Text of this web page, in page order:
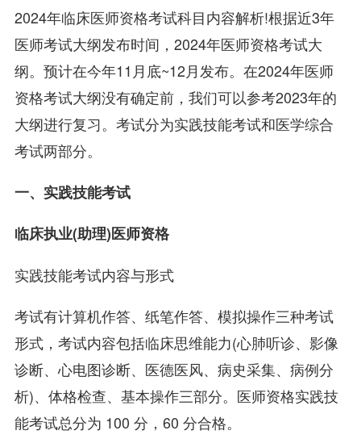
2024年临床医师资格考试科目内容解析!根据近3年
医师考试大纲发布时间，2024年医师资格考试大
纲。预计在今年11月底~12月发布。在2024年医师
资格考试大纲没有确定前，我们可以参考2023年的
大纲进行复习。考试分为实践技能考试和医学综合
考试两部分。
一、实践技能考试
临床执业(助理)医师资格
实践技能考试内容与形式
考试有计算机作答、纸笔作答、模拟操作三种考试
形式，考试内容包括临床思维能力(心肺听诊、影像
诊断、心电图诊断、医德医风、病史采集、病例分
析)、体格检查、基本操作三部分。医师资格实践技
能考试总分为 100 分，60 分合格。